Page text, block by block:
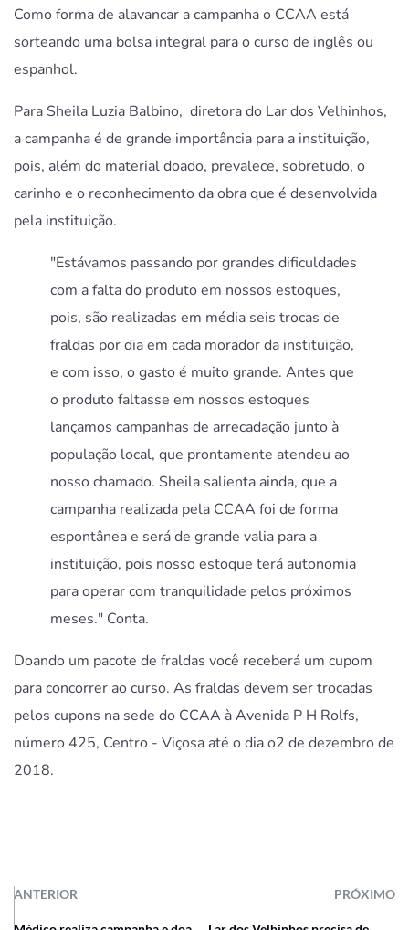
Como forma de alavancar a campanha o CCAA está
sorteando uma bolsa integral para o curso de inglês ou
espanhol.
Para Sheila Luzia Balbino, diretora do Lar dos Velhinhos,
a campanha é de grande importância para a instituição,
pois, além do material doado, prevalece, sobretudo, o
carinho e o reconhecimento da obra que é desenvolvida
pela instituição.
"Estávamos passando por grandes dificuldades
com a falta do produto em nossos estoques,
pois, são realizadas em média seis trocas de
fraldas por dia em cada morador da instituição,
e com isso, o gasto é muito grande. Antes que
o produto faltasse em nossos estoques
lançamos campanhas de arrecadação junto à
população local, que prontamente atendeu ao
nosso chamado. Sheila salienta ainda, que a
campanha realizada pela CCAA foi de forma
espontânea e será de grande valia para a
instituição, pois nosso estoque terá autonomia
para operar com tranquilidade pelos próximos
meses." Conta.
Doando um pacote de fraldas você receberá um cupom
para concorrer ao curso. As fraldas devem ser trocadas
pelos cupons na sede do CCAA à Avenida P H Rolfs,
número 425, Centro - Viçosa até o dia o2 de dezembro de
2018.
ANTERIOR PRÓXIMO